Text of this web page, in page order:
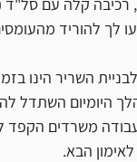
לך להוריד
היומיום השתדל
משרדים הקפד
הבא.